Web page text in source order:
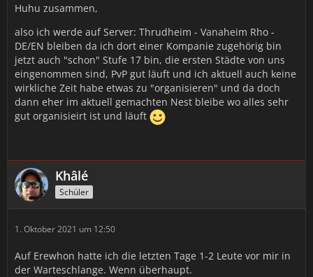
Huhu zusammen,
also ich werde auf Server: Thrudheim - Vanaheim Rho -
DE/EN bleiben da ich dort einer Kompanie zugehörig bin
jetzt auch "schon" Stufe 17 bin, die ersten Städte von uns
eingenommen sind, PvP gut läuft und ich aktuell auch keine
wirkliche Zeit habe etwas zu "organisieren" und da doch
dann eher im aktuell gemachten Nest bleibe wo alles sehr
gut organisieirt ist und läuft
Khâlé
Schüler
1. Oktober 2021 um 12:50
Auf Erewhon hatte ich die letzten Tage 1-2 Leute vor mir in
der Warteschlange. Wenn überhaupt.